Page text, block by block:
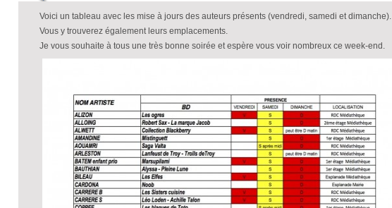
Voici un tableau avec les mise à jours des auteurs présents (vendredi, samedi et dimanche).
Vous y trouverez également leurs emplacements.
Je vous souhaite à tous une très bonne soirée et espère vous voir nombreux ce week-end.